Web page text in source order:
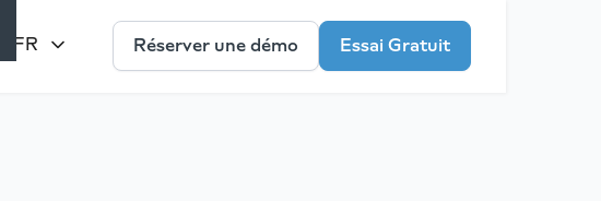
FR Réserver une démo Essai Gratuit